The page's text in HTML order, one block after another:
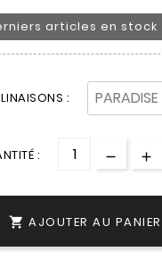
articles en stock
:
:
 AJOUTER AU PANIER